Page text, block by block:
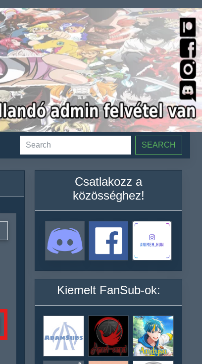
SEARCH
Csatlakozz a
közösséghez!
Kiemelt FanSub-ok: